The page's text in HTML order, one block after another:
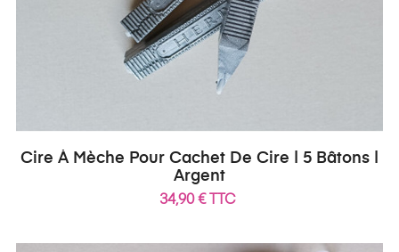
Cire À Mèche Pour Cachet De Cire | 5 Bâtons |
Argent
34,90 € TTC